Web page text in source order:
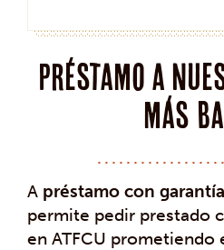
Préstamo a
más
A préstamo con
permite pedir prestado
en ATFCU prometiendo